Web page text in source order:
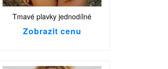
Tmavé plavky jednodílné
Zobrazit cenu